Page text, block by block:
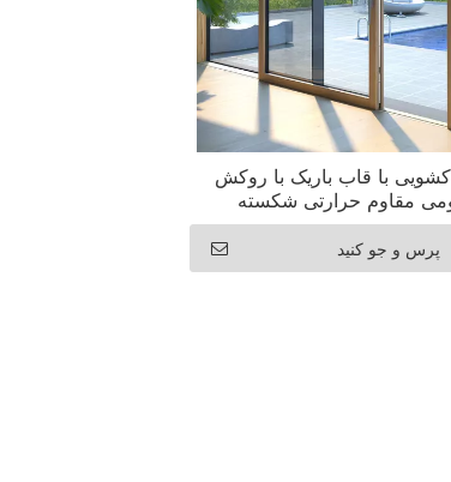
با قاب باریک با روکش
مقاوم حرارتی شکسته
پرس و جو کنید